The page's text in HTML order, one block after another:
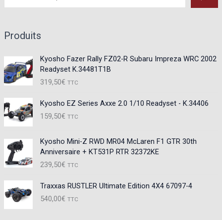
Produits
Kyosho Fazer Rally FZ02-R Subaru Impreza WRC 2002
Readyset K.34481T1B
319,50€ TTC
Kyosho EZ Series Axxe 2.0 1/10 Readyset - K.34406
159,50€ TTC
Kyosho Mini-Z RWD MR04 McLaren F1 GTR 30th
Anniversaire + KT531P RTR 32372KE
239,50€ TTC
Traxxas RUSTLER Ultimate Edition 4X4 67097-4
540,00€ TTC